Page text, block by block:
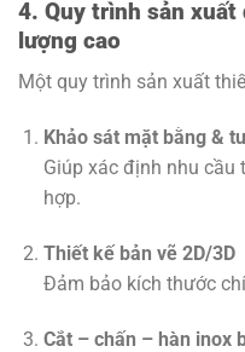
4. Quy trình sản
lượng cao
Một quy trình sản xuất
Khảo sát mặt bằng &
Giúp xác định nhu cầu
hợp.
Thiết kế bản vẽ 2D/3D
Đảm bảo kích thước
Cắt – chấn – hàn inox